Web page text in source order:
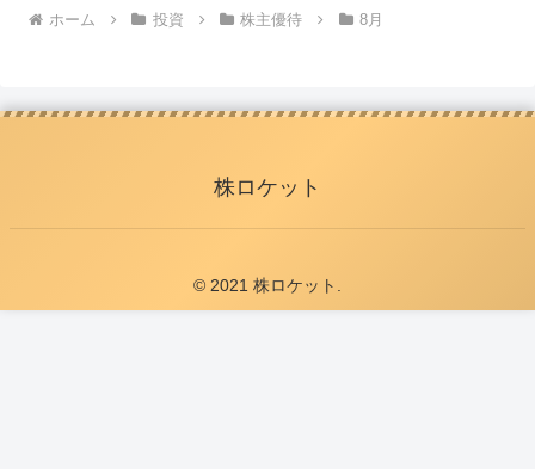
ホーム 投資 株主優待 8月
株ロケット
© 2021 株ロケット.